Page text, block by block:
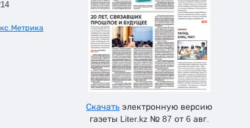
Скачать электронную версию
газеты Liter.kz № 87 от 6 авг.